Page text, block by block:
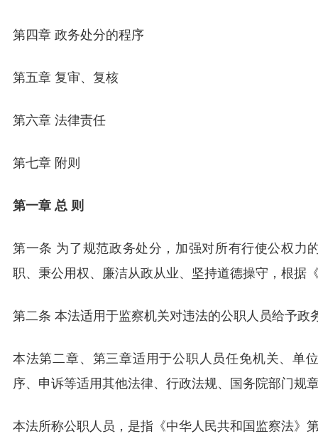
第四章 政务处分的程序
第五章 复审、复核
第六章 法律责任
第七章 附则
第一章 总 则
第一条 为了规范政务处分，加强对所有行使公权力
职、秉公用权、廉洁从政从业、坚持道德操守，根据
第二条 本法适用于监察机关对违法的公职人员给予政
本法第二章、第三章适用于公职人员任免机关、单
序、申诉等适用其他法律、行政法规、国务院部门规
本法所称公职人员，是指《中华人民共和国监察法》